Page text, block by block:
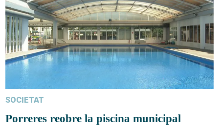
SOCIETAT
Porreres reobre la piscina municipal